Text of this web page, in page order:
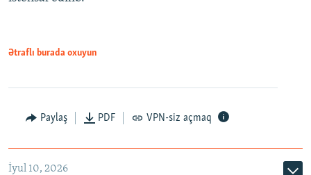
Ətraflı burada oxuyun
Paylaş PDF VPN-siz açmaq
İyul 10, 2026